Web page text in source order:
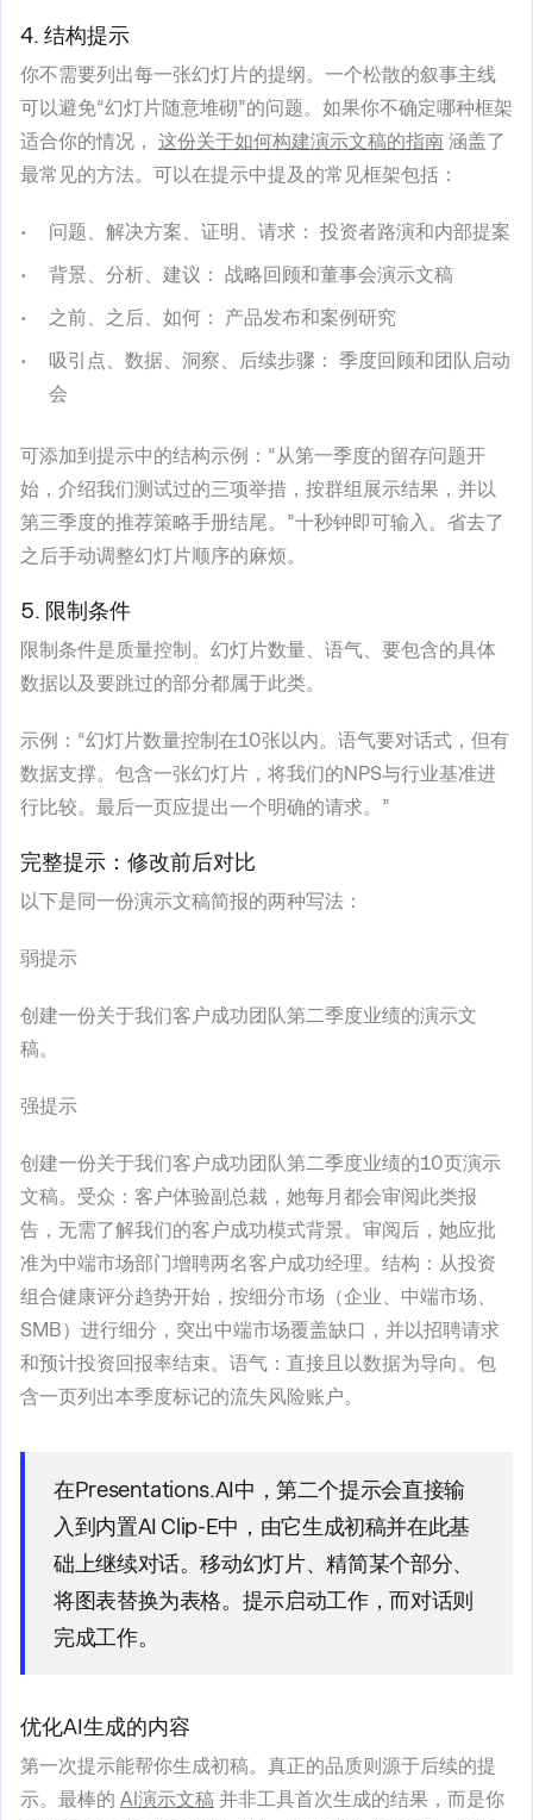
4. 结构提示
你不需要列出每一张幻灯片的提纲。一个松散的叙事主线
可以避免“幻灯片随意堆砌”的问题。如果你不确定哪种框架
适合你的情况， 这份关于如何构建演示文稿的指南 涵盖了
最常见的方法。可以在提示中提及的常见框架包括：
问题、解决方案、证明、请求： 投资者路演和内部提案
背景、分析、建议： 战略回顾和董事会演示文稿
之前、之后、如何： 产品发布和案例研究
吸引点、数据、洞察、后续步骤： 季度回顾和团队启动
会
可添加到提示中的结构示例：“从第一季度的留存问题开
始，介绍我们测试过的三项举措，按群组展示结果，并以
第三季度的推荐策略手册结尾。”十秒钟即可输入。省去了
之后手动调整幻灯片顺序的麻烦。
5. 限制条件
限制条件是质量控制。幻灯片数量、语气、要包含的具体
数据以及要跳过的部分都属于此类。
示例：“幻灯片数量控制在10张以内。语气要对话式，但有
数据支撑。包含一张幻灯片，将我们的NPS与行业基准进
行比较。最后一页应提出一个明确的请求。”
完整提示：修改前后对比
以下是同一份演示文稿简报的两种写法：
弱提示
创建一份关于我们客户成功团队第二季度业绩的演示文
稿。
强提示
创建一份关于我们客户成功团队第二季度业绩的10页演示
文稿。受众：客户体验副总裁，她每月都会审阅此类报
告，无需了解我们的客户成功模式背景。审阅后，她应批
准为中端市场部门增聘两名客户成功经理。结构：从投资
组合健康评分趋势开始，按细分市场（企业、中端市场、
SMB）进行细分，突出中端市场覆盖缺口，并以招聘请求
和预计投资回报率结束。语气：直接且以数据为导向。包
含一页列出本季度标记的流失风险账户。
在Presentations.AI中，第二个提示会直接输
入到内置AI Clip-E中，由它生成初稿并在此基
础上继续对话。移动幻灯片、精简某个部分、
将图表替换为表格。提示启动工作，而对话则
完成工作。
优化AI生成的内容
第一次提示能帮你生成初稿。真正的品质则源于后续的提
示。最棒的 AI演示文稿 并非工具首次生成的结果，而是你